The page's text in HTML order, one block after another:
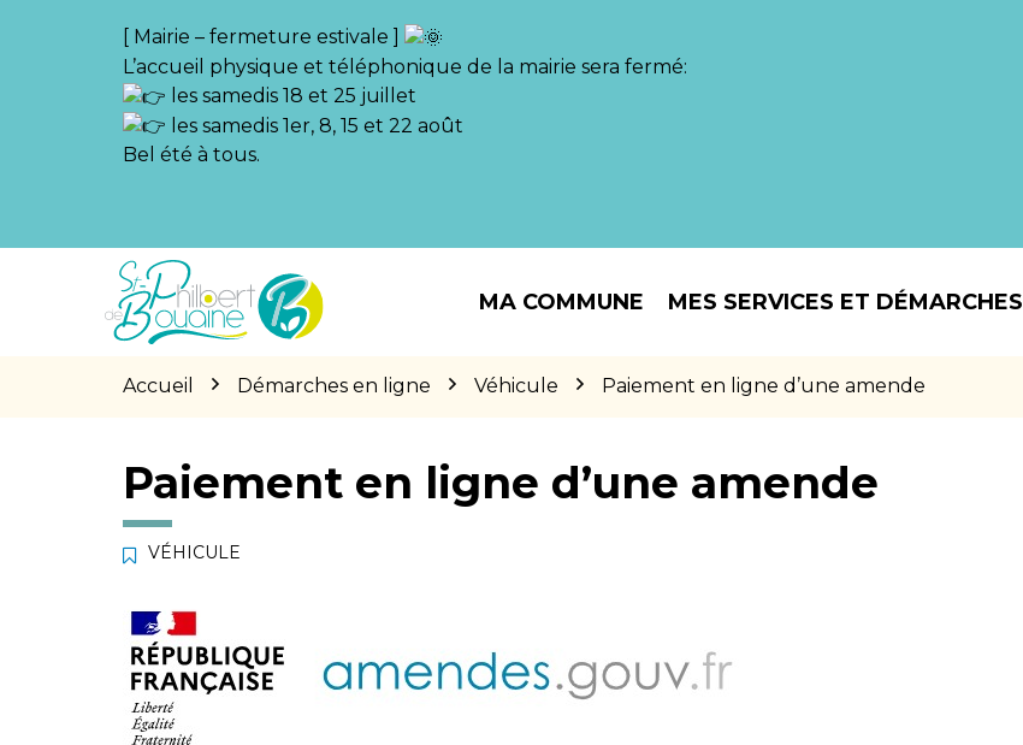
[ Mairie – fermeture estivale ]
L’accueil physique et téléphonique de la mairie sera fermé:
les samedis 18 et 25 juillet
les samedis 1er, 8, 15 et 22 août
Bel été à tous.
MA COMMUNE MES SERVICES ET DÉMARCHES
Accueil Démarches en ligne Véhicule Paiement en ligne d’une amende
Paiement en ligne d’une amende
VÉHICULE